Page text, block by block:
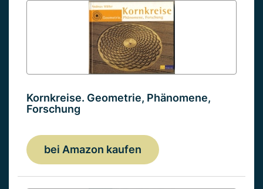
Kornkreise. Geometrie, Phänomene,
Forschung
bei Amazon kaufen